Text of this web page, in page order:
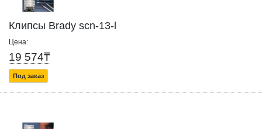
Клипсы Brady scn-13-l
Цена:
19 574₸
Под заказ